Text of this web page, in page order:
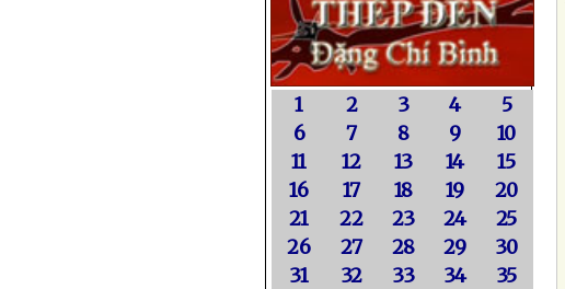
1 2 3 4
5
6
7 8 9
10
11
12 13 14
15
16
17 18 19
20
21
22 23 24
25
26
27 28 29
30
31
32 33 34
35